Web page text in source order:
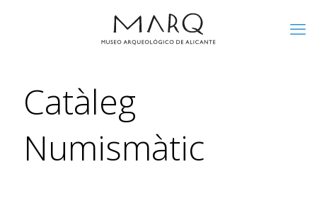
Catàleg
Numismàtic